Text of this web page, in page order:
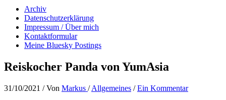
Archiv
Datenschutzerklärung
Impressum / Über mich
Kontaktformular
Meine Bluesky Postings
Reiskocher Panda von YumAsia
31/10/2021 / Von Markus /Allgemeines /Ein Kommentar